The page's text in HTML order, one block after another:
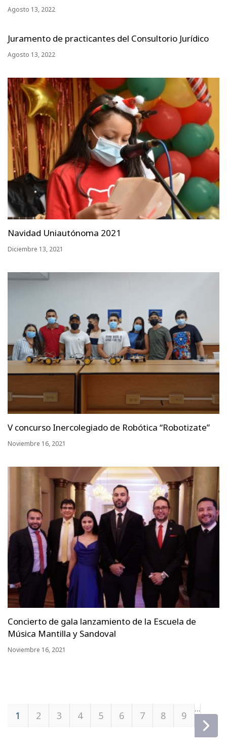
Agosto 13, 2022
Juramento de practicantes del Consultorio Jurídico
Agosto 13, 2022
Navidad Uniautónoma 2021
Diciembre 13, 2021
V concurso Inercolegiado de Robótica “Robotizate”
Noviembre 16, 2021
Concierto de gala lanzamiento de la Escuela de
Música Mantilla y Sandoval
Noviembre 16, 2021
Páginas
1 2 3 4 5 6 7 8 9
…